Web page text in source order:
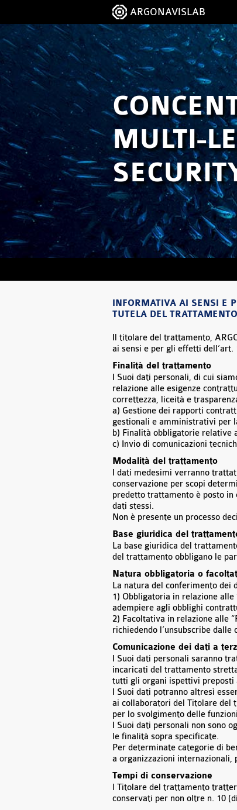
ARGONAVISLAB
MULTI-
INFORMATIVA AI SENSI E
TUTELA DEL
Il titolare del trattamento,
ai sensi e per gli effetti dell’art.
Finalità del trattamento
I Suoi dati personali, di cui
relazione alle esigenze
correttezza, liceità e
a) Gestione dei rapporti
gestionali e amministrativi per
b) Finalità obbligatorie relative
c) Invio di comunicazioni
Modalità del trattamento
I dati medesimi verranno
conservazione per scopi
predetto trattamento è posto
dati stessi.
Non è presente un processo
Base giuridica del
La base giuridica del
del trattamento obbligano le
Natura obbligatoria o
La natura del conferimento dei
1) Obbligatoria in relazione
adempiere agli obblighi
2) Facoltativa in relazione alle
richiedendo l’unsubscribe
Comunicazione dei dati a
I Suoi dati personali saranno
incaricati del trattamento
tutti gli organi ispettivi preposti
I Suoi dati potranno altresì
ai collaboratori del Titolare del
per lo svolgimento delle
I Suoi dati personali non sono
le finalità sopra specificate.
Per determinate categorie di
a organizzazioni internazionali,
Tempi di conservazione
l Titolare del trattamento
conservati per non oltre n. 10